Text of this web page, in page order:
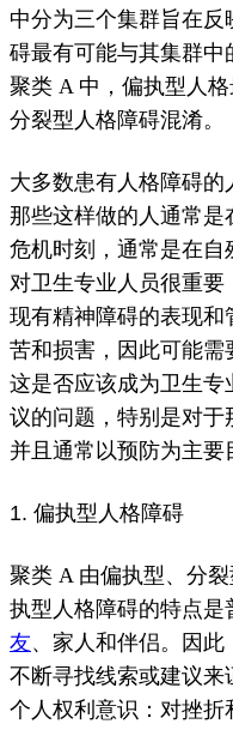
中分为三个集群旨在
碍最有可能与其集群中
聚类 A 中，偏执型人
分裂型人格障碍混淆。
大多数患有人格障碍的
那些这样做的人通常
危机时刻，通常是在自
对卫生专业人员很重
现有精神障碍的表现和
苦和损害，因此可能需
这是否应该成为卫生
议的问题，特别是对于
并且通常以预防为主要
1. 偏执型人格障碍
聚类 A 由偏执型、分裂
执型人格障碍的特点是
友、家人和伴侣。
因此
不断寻找线索或建议来
个人权利意识：对挫